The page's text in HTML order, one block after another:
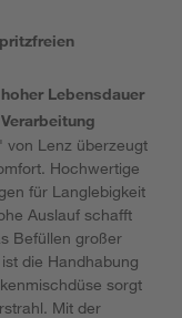
Lebensdauer
Lenz überzeugt
Hochwertige
für Langlebigkeit
Auslauf schafft
Befüllen großer
die Handhabung
sorgt
Mit der